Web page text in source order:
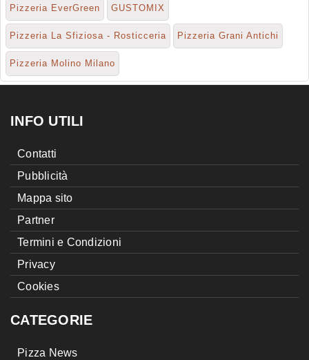
Pizzeria EverGreen GUSTOMIX
Pizzeria La Sfiziosa - Rosticceria Pizzeria Grani Antichi
Pizzeria Molino Milano
INFO UTILI
Contatti
Pubblicità
Mappa sito
Partner
Termini e Condizioni
Privacy
Cookies
CATEGORIE
Pizza News